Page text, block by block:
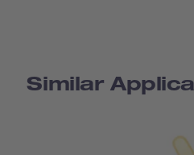
Similar